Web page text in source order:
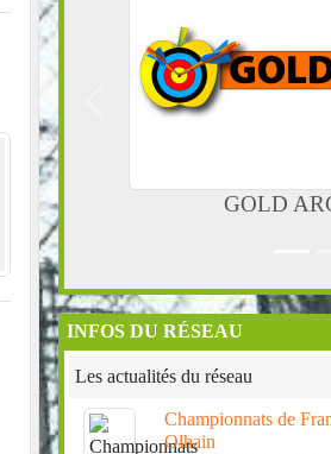
GOLD ARCHERY
Précedent
INFOS DU RÉSEAU
Les actualités du réseau
Championnats de
Olhain